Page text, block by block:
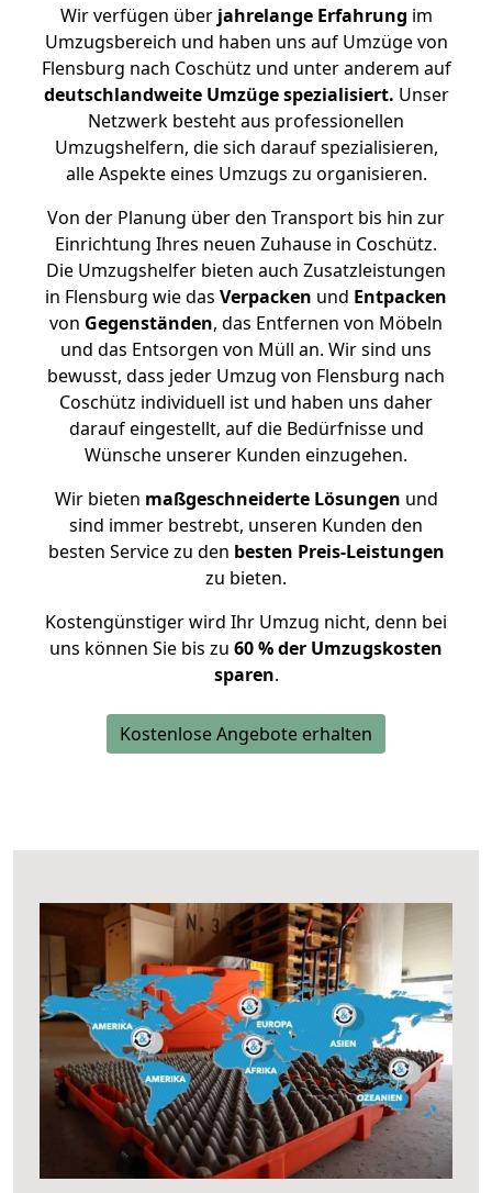
Wir verfügen überjahrelange Erfahrung im
Umzugsbereich und haben uns auf Umzüge von
Flensburg nach Coschütz und unter anderem auf
deutschlandweite Umzüge spezialisiert. Unser
Netzwerk besteht aus professionellen
Umzugshelfern, die sich darauf spezialisieren,
alle Aspekte eines Umzugs zu organisieren.
Von der Planung über den Transport bis hin zur
Einrichtung Ihres neuen Zuhause in Coschütz.
Die Umzugshelfer bieten auch Zusatzleistungen
in Flensburg wie das Verpacken und Entpacken
von Gegenständen, das Entfernen von Möbeln
und das Entsorgen von Müll an. Wir sind uns
bewusst, dass jeder Umzug von Flensburg nach
Coschütz individuell ist und haben uns daher
darauf eingestellt, auf die Bedürfnisse und
Wünsche unserer Kunden einzugehen.
Wir bieten maßgeschneiderte Lösungen und
sind immer bestrebt, unseren Kunden den
besten Service zu den besten Preis-Leistungen
zu bieten.
Kostengünstiger wird Ihr Umzug nicht, denn bei
uns können Sie bis zu 60 % der Umzugskosten
sparen.
Kostenlose Angebote erhalten